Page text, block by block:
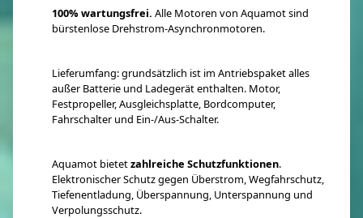
100% wartungsfrei. Alle Motoren von Aquamot sind
bürstenlose Drehstrom-Asynchronmotoren.
Lieferumfang: grundsätzlich ist im Antriebspaket alles
außer Batterie und Ladegerät enthalten. Motor,
Festpropeller, Ausgleichsplatte, Bordcomputer,
Fahrschalter und Ein-/Aus-Schalter.
Aquamot bietetzahlreiche Schutzfunktionen.
Elektronischer Schutz gegen Überstrom, Wegfahrschutz,
Tiefenentladung, Überspannung, Unterspannung und
Verpolungsschutz.